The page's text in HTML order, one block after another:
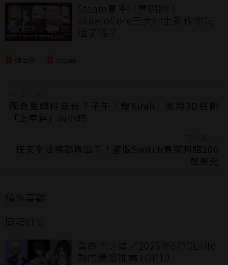
遊戲體驗
Steam夏季特賣開跑！
akaeroCore三大紳士新作你玩
過了嗎？
紳士向
圖奇鬼轉抖音台？子午「煌Kirali」家用3D狂跳
「上車舞」兩小時
任天堂法務部再出手！盜版Switch賣家判賠200
萬美元
猜你喜歡
同類好文
黃遊宅之道／2026年6月DLsite
熱門黃遊推薦TOP10